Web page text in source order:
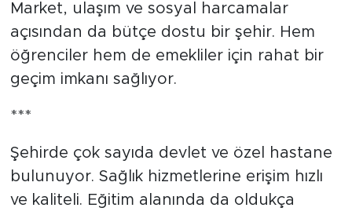
Market, ulaşım ve sosyal harcamalar
açısından da bütçe dostu bir şehir. Hem
öğrenciler hem de emekliler için rahat bir
geçim imkanı sağlıyor.
***
Şehirde çok sayıda devlet ve özel hastane
bulunuyor. Sağlık hizmetlerine erişim hızlı
ve kaliteli. Eğitim alanında da oldukça